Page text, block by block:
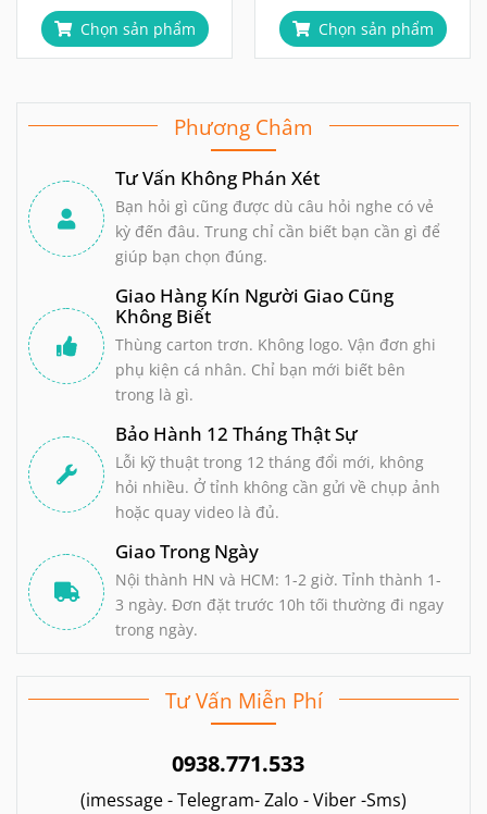
Chọn sản phẩm Chọn sản phẩm
Phương Châm
Tư Vấn Không Phán Xét
Bạn hỏi gì cũng được dù câu hỏi nghe có vẻ
kỳ đến đâu. Trung chỉ cần biết bạn cần gì để
giúp bạn chọn đúng.
Giao Hàng Kín Người Giao Cũng
Không Biết
Thùng carton trơn. Không logo. Vận đơn ghi
phụ kiện cá nhân. Chỉ bạn mới biết bên
trong là gì.
Bảo Hành 12 Tháng Thật Sự
Lỗi kỹ thuật trong 12 tháng đổi mới, không
hỏi nhiều. Ở tỉnh không cần gửi về chụp ảnh
hoặc quay video là đủ.
Giao Trong Ngày
Nội thành HN và HCM: 1-2 giờ. Tỉnh thành 1-
3 ngày. Đơn đặt trước 10h tối thường đi ngay
trong ngày.
Tư Vấn Miễn Phí
0938.771.533
(imessage - Telegram- Zalo - Viber -Sms)